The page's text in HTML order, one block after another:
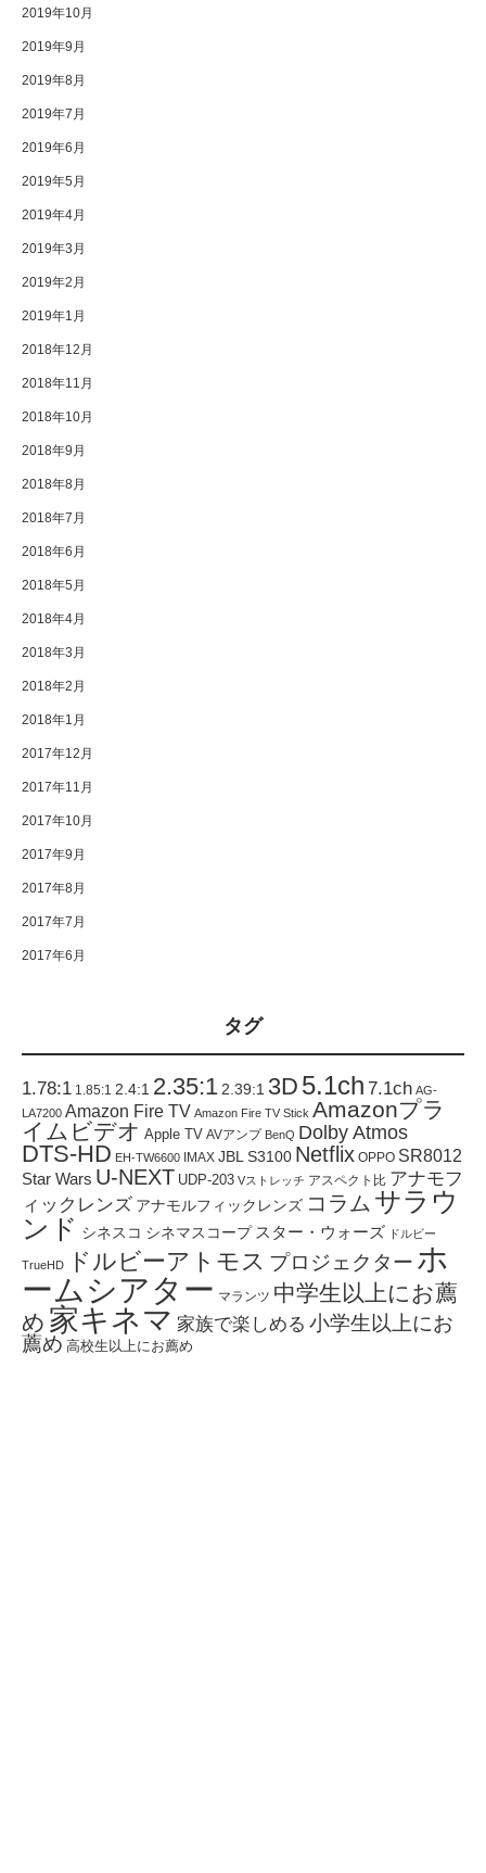
2019年10月
2019年9月
2019年8月
2019年7月
2019年6月
2019年5月
2019年4月
2019年3月
2019年2月
2019年1月
2018年12月
2018年11月
2018年10月
2018年9月
2018年8月
2018年7月
2018年6月
2018年5月
2018年4月
2018年3月
2018年2月
2018年1月
2017年12月
2017年11月
2017年10月
2017年9月
2017年8月
2017年7月
2017年6月
タグ
1.78:1 1.85:1 2.4:1 2.35:1 2.39:1 3D 5.1ch 7.1ch AG-
LA7200 Amazon Fire TV Amazon Fire TV Stick Amazonプラ
イムビデオ Apple TV AVアンプ BenQ Dolby Atmos
DTS-HD EH-TW6600 IMAX JBL S3100 Netflix OPPO SR8012
Star Wars U-NEXT UDP-203 Vストレッチ アスペクト比 アナモフ
ィックレンズ アナモルフィックレンズ コラム サラウ
ンド シネスコ シネマスコープ スター・ウォーズ ドルビー
TrueHD ドルビーアトモス プロジェクター ホ
ームシアター マランツ 中学生以上にお薦
め 家キネマ 家族で楽しめる 小学生以上にお
薦め 高校生以上にお薦め